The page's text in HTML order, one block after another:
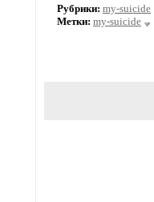
Рубрики: my-suicide
Метки: my-suicide